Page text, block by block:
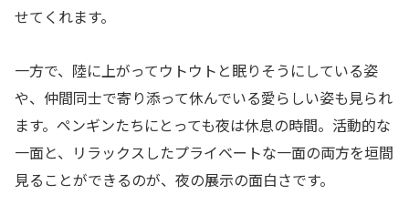
せてくれます。
一方で、陸に上がってウトウトと眠りそうにしている姿
や、仲間同士で寄り添って休んでいる愛らしい姿も見られ
ます。ペンギンたちにとっても夜は休息の時間。活動的な
一面と、リラックスしたプライベートな一面の両方を垣間
見ることができるのが、夜の展示の面白さです。